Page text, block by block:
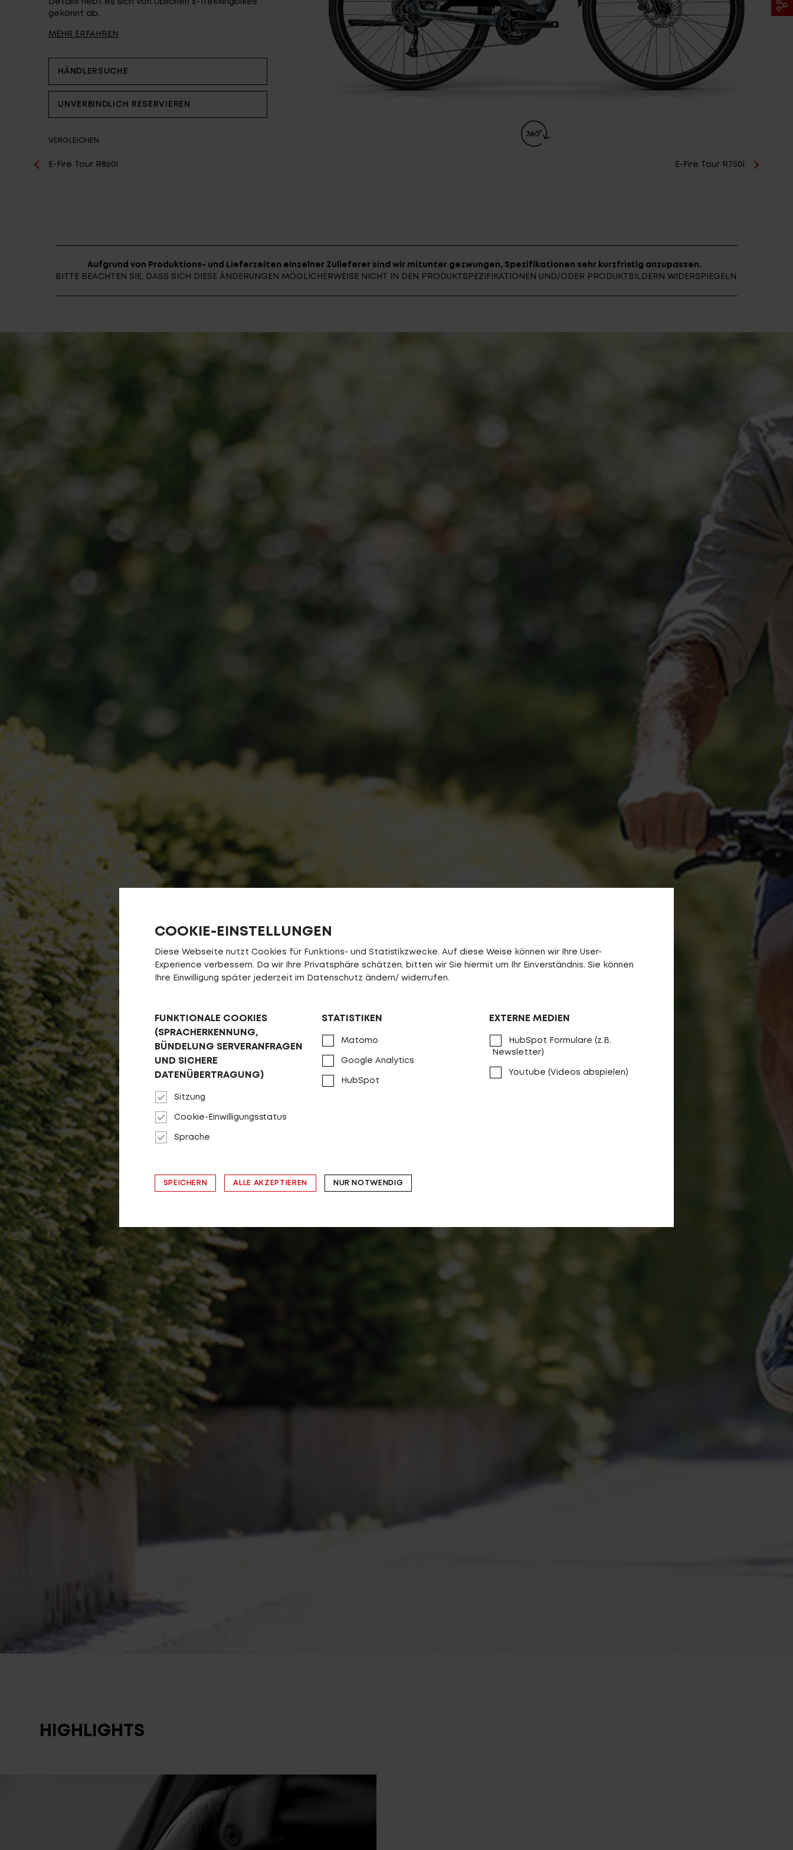
Partner
Details hebt es sich von üblichen E-Trekkingbikes
gekonnt ab.
MEHR ERFAHREN
HÄNDLERSUCHE
UNVERBINDLICH RESERVIEREN
VERGLEICHEN
E-Fire Tour R860i E-Fire Tour R750i
Aufgrund von Produktions- und Lieferzeiten einzelner Zulieferer sind wir mitunter gezwungen, Spezifikationen sehr kurzfristig anzupassen.
BITTE BEACHTEN SIE, DASS SICH DIESE ÄNDERUNGEN MÖGLICHERWEISE NICHT IN DEN PRODUKTSPEZIFIKATIONEN UND/ODER PRODUKTBILDERN WIDERSPIEGELN.
HIGHLIGHTS
COOKIE-EINSTELLUNGEN
Diese Webseite nutzt Cookies für Funktions- und Statistikzwecke. Auf diese Weise können wir Ihre User-
Experience verbessern. Da wir Ihre Privatsphäre schätzen, bitten wir Sie hiermit um Ihr Einverständnis. Sie können
Ihre Einwilligung später jederzeit im Datenschutz ändern/ widerrufen.
FUNKTIONALE COOKIES
(SPRACHERKENNUNG,
BÜNDELUNG SERVERANFRAGEN
UND SICHERE
DATENÜBERTRAGUNG)
Sitzung
Cookie-Einwilligungsstatus
Sprache
STATISTIKEN
Matomo
Google Analytics
HubSpot
EXTERNE MEDIEN
HubSpot Formulare (z.B.
Newsletter)
Youtube (Videos abspielen)
SPEICHERN ALLE AKZEPTIEREN NUR NOTWENDIG